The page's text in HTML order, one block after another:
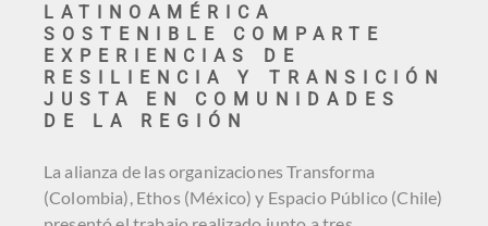
LATINOAMÉRICA
SOSTENIBLE COMPARTE
EXPERIENCIAS DE
RESILIENCIA Y TRANSICIÓN
JUSTA EN COMUNIDADES
DE LA REGIÓN
La alianza de las organizaciones Transforma
(Colombia), Ethos (México) y Espacio Público (Chile)